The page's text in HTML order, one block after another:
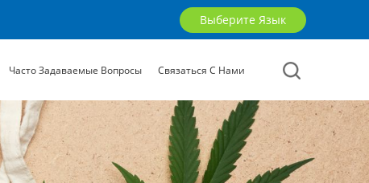
Выберите Язык
русский
العربية
Часто Задаваемые Вопросы Связаться С Нами